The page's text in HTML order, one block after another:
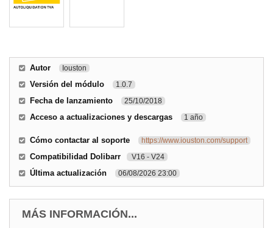
Autor Iouston
Versión del módulo 1.0.7
Fecha de lanzamiento 25/10/2018
Acceso a actualizaciones y descargas 1 año
Cómo contactar al soporte https://www.iouston.com/support
Compatibilidad Dolibarr V16 - V24
Última actualización 06/08/2026 23:00
MÁS INFORMACIÓN...